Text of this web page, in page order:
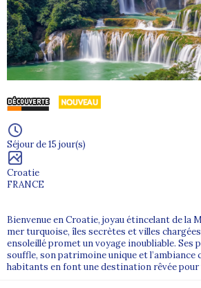
Séjour de 15 jour(s)
Croatie
FRANCE
Bienvenue en Croatie, joyau étincelant de la
mer turquoise, îles secrètes et villes
ensoleillé promet un voyage inoubliable. Ses
souffle, son patrimoine unique et l’ambiance
habitants en font une destination rêvée pour